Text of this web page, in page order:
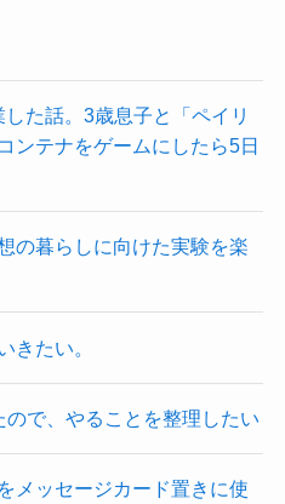
た話。3歳息子と「ペイリ
ンテナをゲームにしたら5日
の暮らしに向けた実験を楽
きたい。
で、やることを整理したい
メッセージカード置きに使